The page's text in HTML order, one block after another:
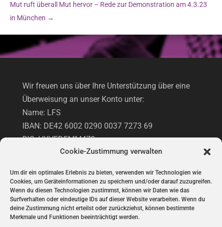
Cookie-Zustimmung verwalten
Um dir ein optimales Erlebnis zu bieten, verwenden wir Technologien wie
Cookies, um Geräteinformationen zu speichern und/oder darauf zuzugreifen.
Wenn du diesen Technologien zustimmst, können wir Daten wie das
Surfverhalten oder eindeutige IDs auf dieser Website verarbeiten. Wenn du
deine Zustimmung nicht erteilst oder zurückziehst, können bestimmte
Merkmale und Funktionen beeinträchtigt werden.
Mut ruft überall Mut hervor – Rede zur Demonstration am 4.3.23
in München →
Wir freuen uns über Ihre Unterstützung über eine
Überweisung an unser Konto unter:
Name: LFS
IBAN: DE42 6002 0290 0037 7273 69
BIC: HYVEDEMM473
Hypovereinsbank
UNTERSTÜTZUNG VIA PAYPAL